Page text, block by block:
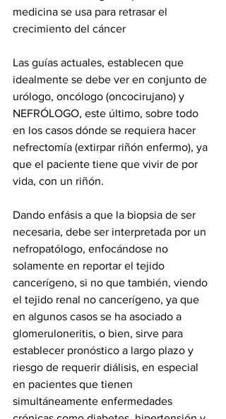
medicina se usa para retrasar el
crecimiento del cáncer
Las guías actuales, establecen que
idealmente se debe ver en conjunto de
urólogo, oncólogo (oncocirujano) y
NEFRÓLOGO, este último, sobre todo
en los casos dónde se requiera hacer
nefrectomía (extirpar riñón enfermo), ya
que el paciente tiene que vivir de por
vida, con un riñón.
Dando enfásis a que la biopsia de ser
necesaria, debe ser interpretada por un
nefropatólogo, enfocándose no
solamente en reportar el tejido
cancerígeno, si no que también, viendo
el tejido renal no cancerígeno, ya que
en algunos casos se ha asociado a
glomeruloneritis, o bien, sirve para
establecer pronóstico a largo plazo y
riesgo de requerir diálisis, en especial
en pacientes que tienen
simultáneamente enfermedades